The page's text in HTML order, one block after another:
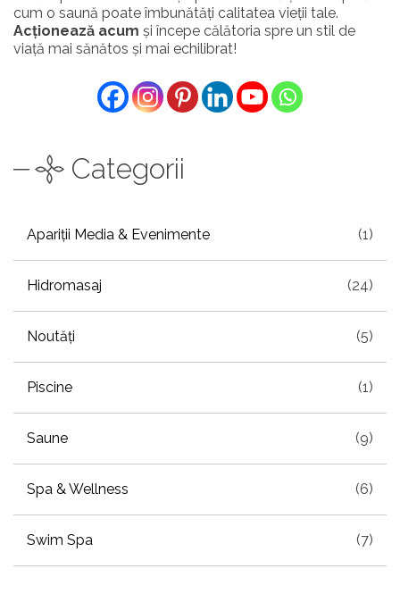
cum o saună poate îmbunătăți calitatea vieții tale.
Acționează acum și începe călătoria spre un stil de
viață mai sănătos și mai echilibrat!
Categorii
Apariții Media & Evenimente (1)
Hidromasaj (24)
Noutăți (5)
Piscine (1)
Saune (9)
Spa & Wellness (6)
Swim Spa (7)